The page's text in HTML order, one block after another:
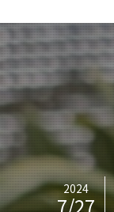
2024
7/27